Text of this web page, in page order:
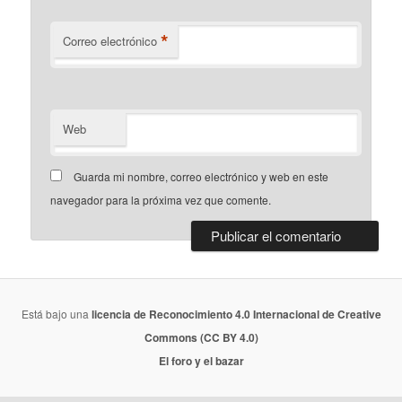
Correo electrónico *
Web
Guarda mi nombre, correo electrónico y web en este
navegador para la próxima vez que comente.
Está bajo unalicencia de Reconocimiento 4.0 Internacional de Creative
Commons (CC BY 4.0)
El foro y el bazar